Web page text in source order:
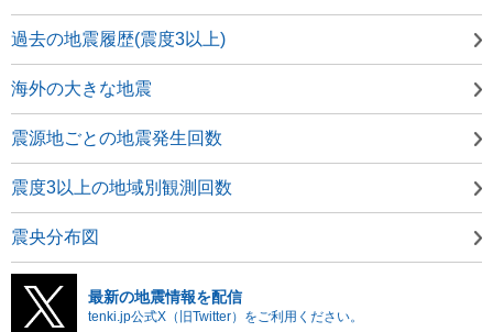
過去の地震履歴(震度3以上)
海外の大きな地震
震源地ごとの地震発生回数
震度3以上の地域別観測回数
震央分布図
最新の地震情報を配信
tenki.jp公式X（旧Twitter）をご利用ください。